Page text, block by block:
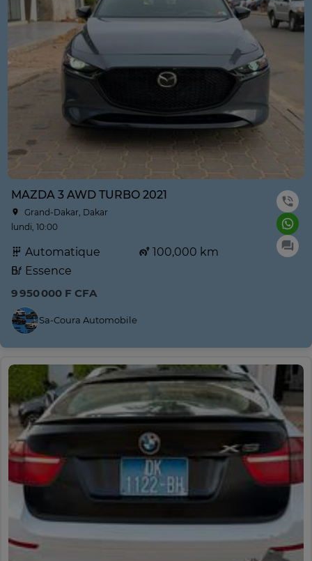
MAZDA 3 AWD TURBO 2021
Grand-Dakar, Dakar
lundi, 10:00
Automatique
100,000 km
Essence
9 950 000 F CFA
Sa-Coura Automobile